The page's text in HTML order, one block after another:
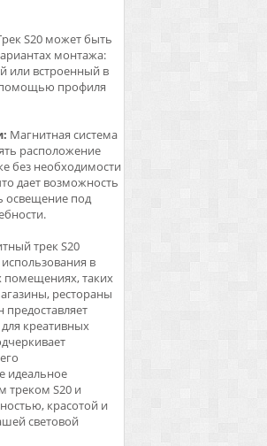
S20 может быть
монтажа:
или встроенный в
помощью профиля
Магнитная система
расположение
без необходимости
дает возможность
освещение под
трек S20
в
таких
рестораны
креативных
идеальное
треком S20 и
красотой и
световой